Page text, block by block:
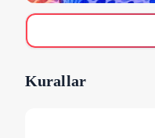
Kurallar